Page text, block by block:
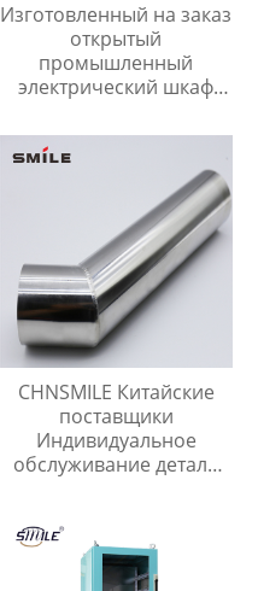
Изготовленный на заказ
открытый
промышленный
электрический шкаф
OEM Металлический
алюминиевый корпус
главного выключателя с
защитой IP65
CHNSMILE Китайские
поставщики
Индивидуальное
обслуживание детали